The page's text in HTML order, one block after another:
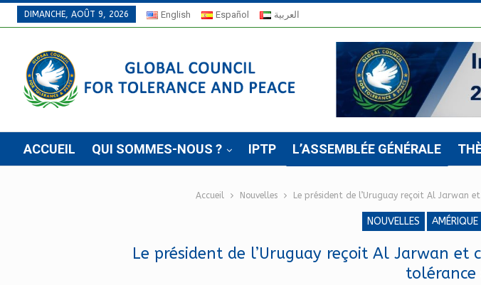
DIMANCHE, AOÛT 9, 2026 English Español العربية
ACCUEIL QUI SOMMES-NOUS ? IPTP L’ASSEMBLÉE GÉNÉRALE
Accueil Nouvelles Le président de l’Uruguay reçoit Al Jarwan
NOUVELLES AMÉRIQUE
Le président de l’Uruguay reçoit Al Jarwan